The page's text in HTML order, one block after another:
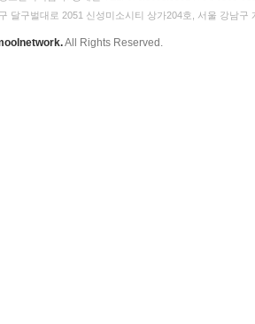
달구벌대로 2051 신성미소시티 상가204호, 서울 강남구
All Rights Reserved.